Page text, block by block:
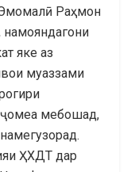
Раҳмон
яке аз
муаззами
ҷомеа мебошад,
ҲХДТ дар